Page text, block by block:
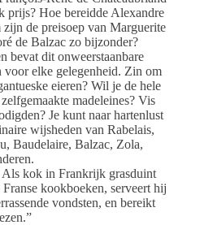
prijs? Hoe bereidde Alexandre
de preisoep van Marguerite
de Balzac zo bijzonder?
bevat dit onweerstaanbare
voor elke gelegenheid. Zin om
eieren? Wil je de hele
madeleines? Vis
Je kunt naar hartenlust
wijsheden van Rabelais,
Baudelaire, Balzac, Zola,
Als kok in Frankrijk grasduint
kookboeken, serveert hij
vondsten, en bereikt